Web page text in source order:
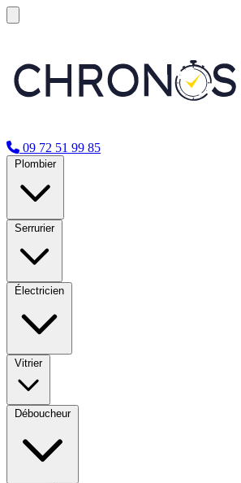
09 72 51 99 85
Plombier
Serrurier
Électricien
Vitrier
Déboucheur